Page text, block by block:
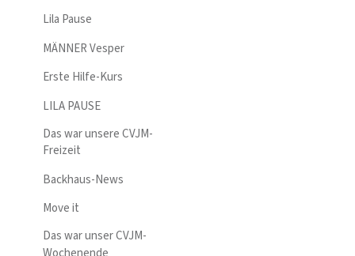
Lila Pause
MÄNNER Vesper
Erste Hilfe-Kurs
LILA PAUSE
Das war unsere CVJM-
Freizeit
Backhaus-News
Move it
Das war unser CVJM-